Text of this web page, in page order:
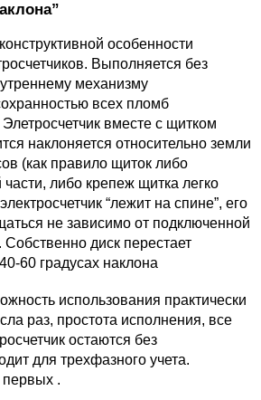
особенности
Выполняется без
механизму
всех пломб
Элетросчетчик вместе с щитком
наклоняется относительно земли
(как правило щиток либо
части, либо крепеж щитка легко
“лежит на спине”, его
не зависимо от подключенной
Собственно диск перестает
60 градусах наклона
использования практически
раз, простота исполнения, все
остаются без
для трехфазного учета.
.